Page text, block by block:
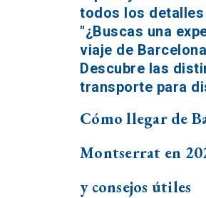
Cómo llegar de
Montserrat en
y consejos útiles